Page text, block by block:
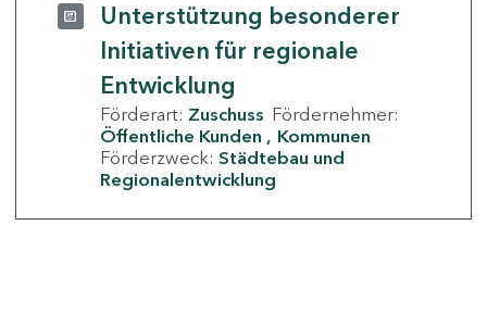
Unterstützung besonderer
Initiativen für regionale
Entwicklung
Förderart: Zuschuss Fördernehmer:
Öffentliche Kunden
Kommunen
Förderzweck: Städtebau und
Regionalentwicklung